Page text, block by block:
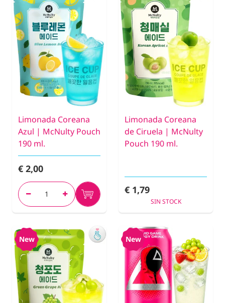
Limonada Coreana
Azul | McNulty Pouch
190 ml.
€ 2,00
Limonada Coreana
de Ciruela | McNulty
Pouch 190 ml.
€ 1,79
SIN STOCK
New New